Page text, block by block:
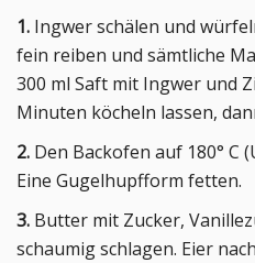
1. Ingwer schälen und
fein reiben und sämtliche
300 ml Saft mit Ingwer und
Minuten köcheln lassen,
2. Den Backofen auf 180° C
Eine Gugelhupfform fetten.
3. Butter mit Zucker,
schaumig schlagen. Eier